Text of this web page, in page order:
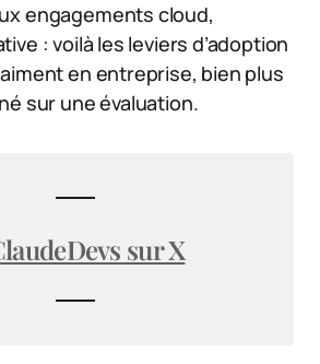
engagements cloud,
: voilà les leviers d’adoption
en entreprise, bien plus
sur une évaluation.
sur X